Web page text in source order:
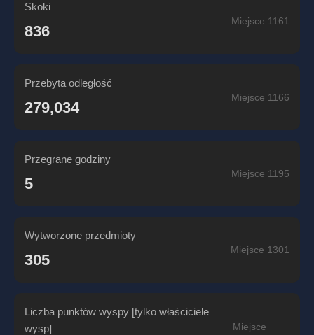
Skoki
836
Miejsce 1161
Przebyta odległość
279,034
Miejsce 1166
Przegrane godziny
5
Miejsce 1195
Wytworzone przedmioty
305
Miejsce 1301
Liczba punktów wyspy [tylko właściciele
wysp]
Miejsce